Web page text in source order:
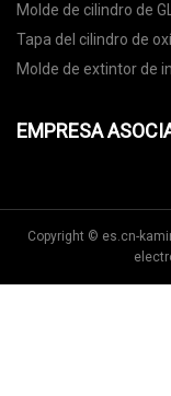
Molde de cilindro de
Tapa del cilindro de
Molde de extintor de
EMPRESA
Copyright © es.cn-